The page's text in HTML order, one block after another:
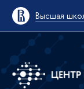
Высшая